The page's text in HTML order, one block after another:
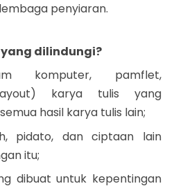
penyiaran.
dilindungi?
komputer, pamflet,
karya tulis yang
hasil karya tulis lain;
pidato, dan ciptaan lain
itu;
dibuat untuk kepentingan